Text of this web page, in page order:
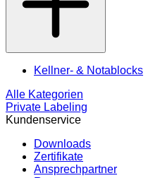
Kellner- & Notablocks
Alle Kategorien
Private Labeling
Kundenservice
Downloads
Zertifikate
Ansprechpartner